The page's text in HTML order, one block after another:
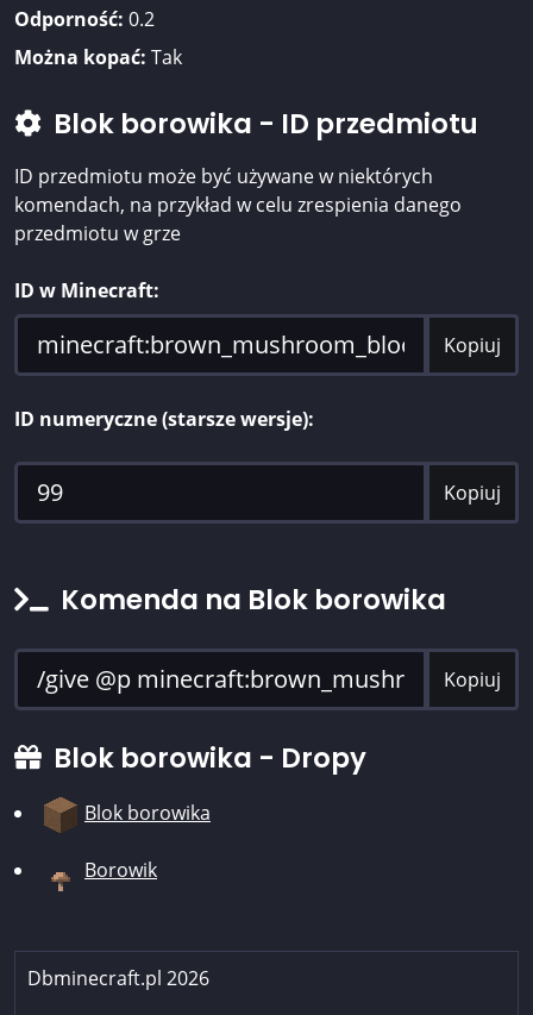
Odporność: 0.2
Można kopać: Tak
Blok borowika - ID przedmiotu
ID przedmiotu może być używane w niektórych
komendach, na przykład w celu zrespienia danego
przedmiotu w grze
ID w Minecraft:
Kopiuj
ID numeryczne (starsze wersje):
Kopiuj
Komenda na Blok borowika
Kopiuj
Blok borowika - Dropy
Blok borowika
Borowik
Dbminecraft.pl 2026